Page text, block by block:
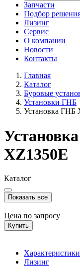
Запчасти
Подбор
Лизинг
Сервис
О компании
Новости
Контакты
Главная
Каталог
Буровые
Установки ГНБ
Установка ГНБ
XZ1350E
Каталог
Показать все
Цена по запросу
Купить
Характеристики
Лизинг